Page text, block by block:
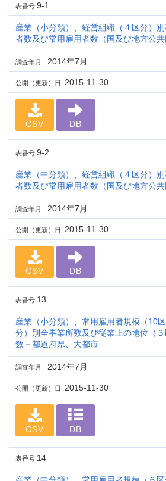
表番号 9-1
産業（小分類）、経営組織（４区分）
者数及び常用雇用者数（国及び地方公
調査年月 2014年7月
公開（更新）日 2015-11-30
CSV DB
表番号 9-2
産業（中分類）、経営組織（４区分）
者数及び常用雇用者数（国及び地方公
調査年月 2014年7月
公開（更新）日 2015-11-30
CSV DB
表番号 13
産業（小分類）、常用雇用者規模（10
分）別全事業所数及び従業上の地位（
数－都道府県、大都市
調査年月 2014年7月
公開（更新）日 2015-11-30
CSV DB
表番号 14